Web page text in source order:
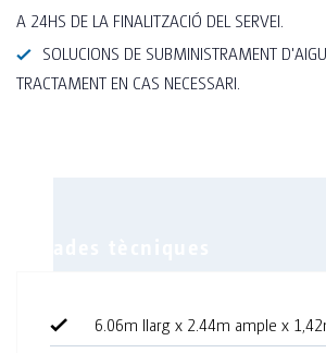
A 24HS DE LA FINALITZACIÓ DEL SERVEI.
SOLUCIONS DE SUBMINISTRAMENT
TRACTAMENT EN CAS NECESSARI.
6.06m llarg x 2.44m ample x
Equipament